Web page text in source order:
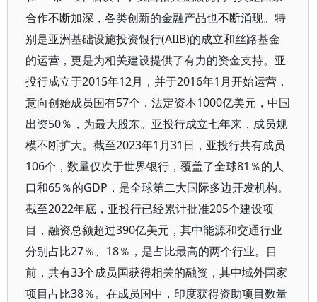
合作不断加深，各类创新的金融产品也不断涌现。特
别是亚洲基础设施投资银行(AIIB)的成立和丝路基金
的运营，更是为相关建设提供了有力的资金支持。亚
投行成立于2015年12月，并于2016年1月开始运营，
意向创始成员国有57个，法定资本1000亿美元，中国
出资50％，为最大股东。亚投行成立七年来，成员规
模不断扩大。截至2023年1月31日，亚投行共有成员
106个，数量仅次于世界银行，覆盖了全球81％的人
口和65％的GDP，是全球第二大国际多边开发机构。
截至2022年底，亚投行已经累计批准205个建设项
目，融资总额超过390亿美元，其中能源和交通行业
分别占比27％、18％，是占比最高的两个行业。目
前，共有33个成员国获得相关的融资，其中域外国家
项目占比38％。在成员国中，印度获得资助项目数量